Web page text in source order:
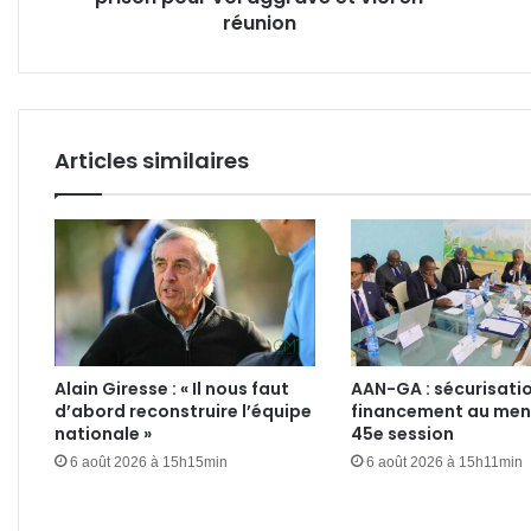
réunion
Articles similaires
Alain Giresse : « Il nous faut
d’abord reconstruire l’équipe
nationale »
6 août 2026 à 15h15min
AAN-GA :
financement au
45e session
6 août 2026 à 15h11min